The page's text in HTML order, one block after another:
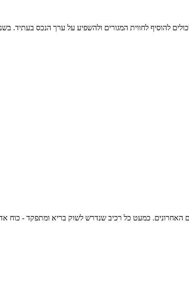
להוסיף לחווית המגורים ולהשפיע על ערך הנכס בעתיד.
הישראלי בעשורים האחרונים. כמעט כל רכיב שנדרש לשוק בריא